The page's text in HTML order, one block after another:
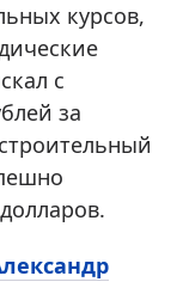
курсов,
с
за